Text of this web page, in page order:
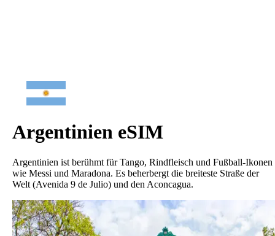
Argentinien eSIM
Argentinien ist berühmt für Tango, Rindfleisch und Fußball-Ikonen
wie Messi und Maradona. Es beherbergt die breiteste Straße der
Welt (Avenida 9 de Julio) und den Aconcagua.